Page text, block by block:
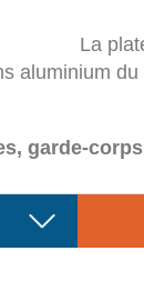
La
aluminium
garde-